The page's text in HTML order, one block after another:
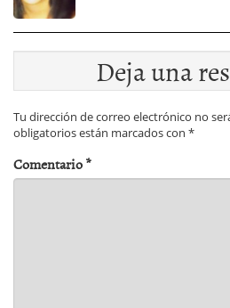
Deja una
Tu dirección de correo electrónico no
obligatorios están marcados con *
Comentario*